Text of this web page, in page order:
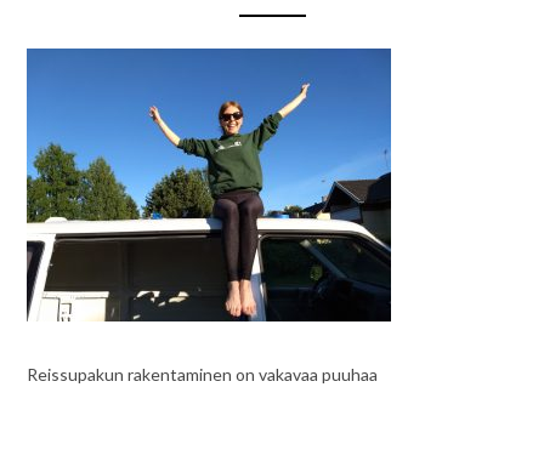
Reissupakun rakentaminen on vakavaa puuhaa